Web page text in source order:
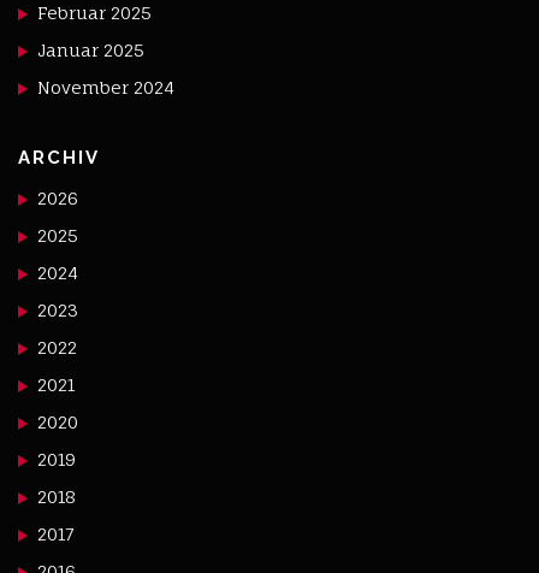
Februar 2025
Januar 2025
November 2024
ARCHIV
2026
2025
2024
2023
2022
2021
2020
2019
2018
2017